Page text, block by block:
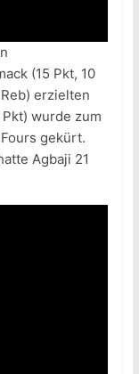
(15 Pkt, 10
erzielten
wurde zum
gekürt.
Agbaji 21